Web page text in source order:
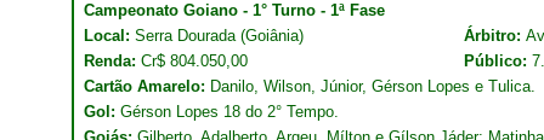
Campeonato Goiano - 1° Turno - 1ª Fase
Local: Serra Dourada (Goiânia) Árbitro:
Renda: Cr$ 804.050,00 Público:
Cartão Amarelo: Danilo, Wilson, Júnior, Gérson Lopes e Tulica.
Gol: Gérson Lopes 18 do 2° Tempo.